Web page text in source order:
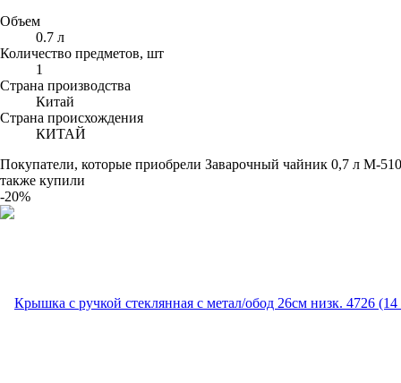
Объем
0.7 л
Количество предметов, шт
1
Страна производства
Китай
Страна происхождения
КИТАЙ
Покупатели, которые приобрели Заварочный чайник 0,7 л М-
также купили
-20%